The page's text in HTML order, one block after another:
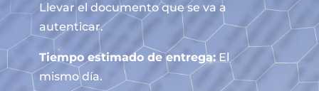
Llevar el documento que se va a
autenticar.
Tiempo estimado de entrega:El
mismo día.